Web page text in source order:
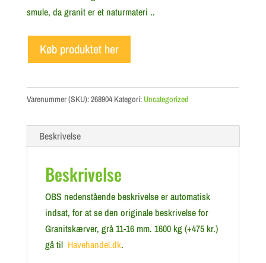
smule, da granit er et naturmateri ..
Køb produktet her
Varenummer (SKU):268904 Kategori: Uncategorized
Beskrivelse
Beskrivelse
OBS nedenstående beskrivelse er automatisk
indsat, for at se den originale beskrivelse for
Granitskærver, grå 11-16 mm. 1600 kg (+475 kr.)
gå til Havehandel.dk.